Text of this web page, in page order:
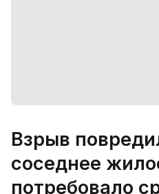
Взрыв
соседнее
потребовало